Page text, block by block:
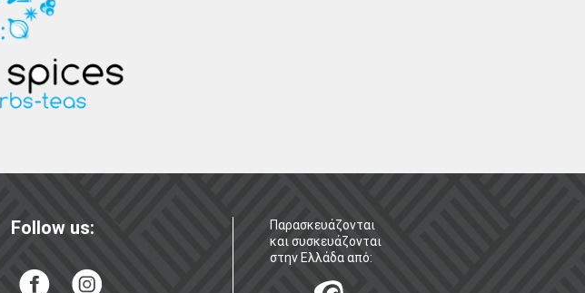
Follow us:
Παρασκευάζονται
και συσκευάζονται
στην Ελλάδα από: